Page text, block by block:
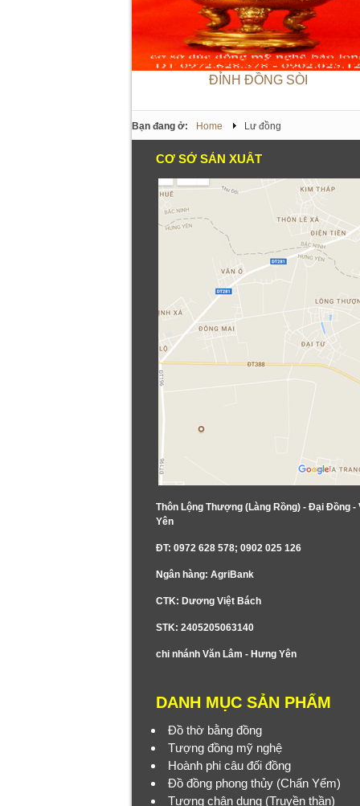
ĐỈNH ĐỒNG SÒI
Bạn đang ở: Home Lư đồng
CƠ SỞ SẢN XUẤT
Thôn Lộng Thượng (Làng Rồng) - Đại Đồng -
Yên
ĐT: 0972 628 578; 0902 025 126
Ngân hàng: AgriBank
CTK: Dương Việt Bách
STK: 2405205063140
chi nhánh Văn Lâm - Hưng Yên
DANH MỤC SẢN PHẨM
Đồ thờ bằng đồng
Tượng đồng mỹ nghệ
Hoành phi câu đối đồng
Đồ đồng phong thủy (Chấn Yểm)
Tượng chân dung (Truyền thần)